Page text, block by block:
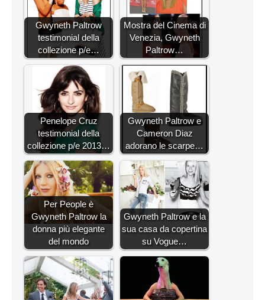
Gwyneth Paltrow
testimonial della
collezione p/e…
Mostra del Cinema di
Venezia, Gwyneth
Paltrow…
Penelope Cruz
testimonial della
collezione p/e 2013…
Gwyneth Paltrow e
Cameron Diaz
adorano le scarpe…
Per People è
Gwyneth Paltrow la
donna più elegante
del mondo
Gwyneth Paltrow e la
sua casa da copertina
su Vogue…